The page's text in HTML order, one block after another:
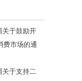
关于鼓励开
费市场的通
关于支持二